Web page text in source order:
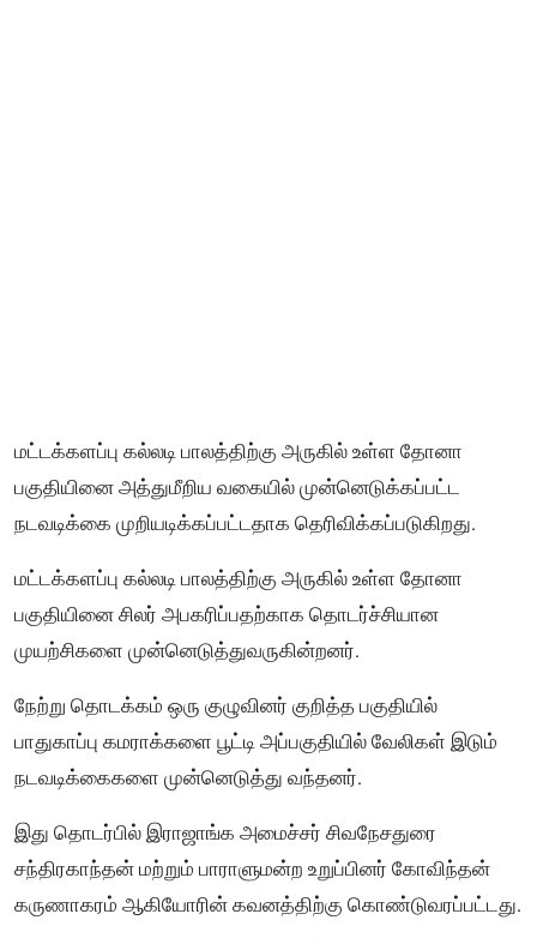
மட்டக்களப்பு கல்லடி பாலத்திற்கு அருகில் உள்ள தோனா
பகுதியினை அத்துமீறிய வகையில் முன்னெடுக்கப்பட்ட
நடவடிக்கை முறியடிக்கப்பட்டதாக தெரிவிக்கப்படுகிறது.
மட்டக்களப்பு கல்லடி பாலத்திற்கு அருகில் உள்ள தோனா
பகுதியினை சிலர் அபகரிப்பதற்காக தொடர்ச்சியான
முயற்சிகளை முன்னெடுத்துவருகின்றனர்.
நேற்று தொடக்கம் ஒரு குழுவினர் குறித்த பகுதியில்
பாதுகாப்பு கமராக்களை பூட்டி அப்பகுதியில் வேலிகள் இடும்
நடவடிக்கைகளை முன்னெடுத்து வந்தனர்.
இது தொடர்பில் இராஜாங்க அமைச்சர் சிவநேசதுரை
சந்திரகாந்தன் மற்றும் பாராளுமன்ற உறுப்பினர் கோவிந்தன்
கருணாகரம் ஆகியோரின் கவனத்திற்கு கொண்டுவரப்பட்டது.